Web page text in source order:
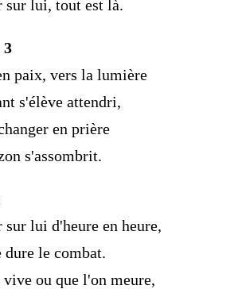
sur lui, tout est là.
3
paix, vers la lumière
s'élève attendri,
en prière
s'assombrit.
sur lui d'heure en heure,
dure le combat.
ou que l'on meure,